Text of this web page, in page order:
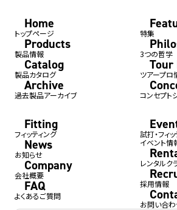
Home
トップページ
Products
製品情報
Catalog
製品カタログ
Archive
過去製品アーカイブ
特集
3つの哲学
Tour
ツアープロ
コンセプト
Fitting
フィッティング
News
お知らせ
Company
会社概要
FAQ
よくあるご質問
試打・フィ
イベント情
レンタルク
採用情報
お問い合